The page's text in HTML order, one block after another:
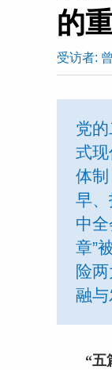
的
受访者:
党
式
体
早
中
章”
险
融与
“五